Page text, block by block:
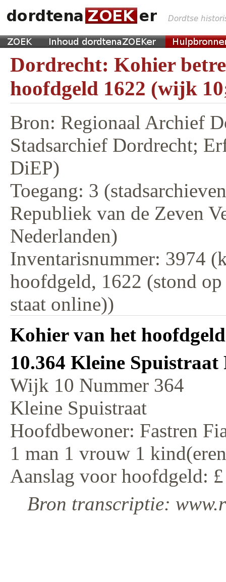
Dordrecht: Kohier
hoofdgeld 1622 (wijk
Bron: Regionaal Archief
Stadsarchief Dordrecht;
DiEP)
Toegang: 3
Republiek van de Zeven
Nederlanden)
Inventarisnummer: 3974
hoofdgeld, 1622 (stond
staat online))
Kohier van het
10.364 Kleine Spuistraat
Wijk 10 Nummer 364
Kleine Spuistraat
Hoofdbewoner: Fastren
1 man 1 vrouw 1
Aanslag voor hoofdgeld:
Bron transcriptie: